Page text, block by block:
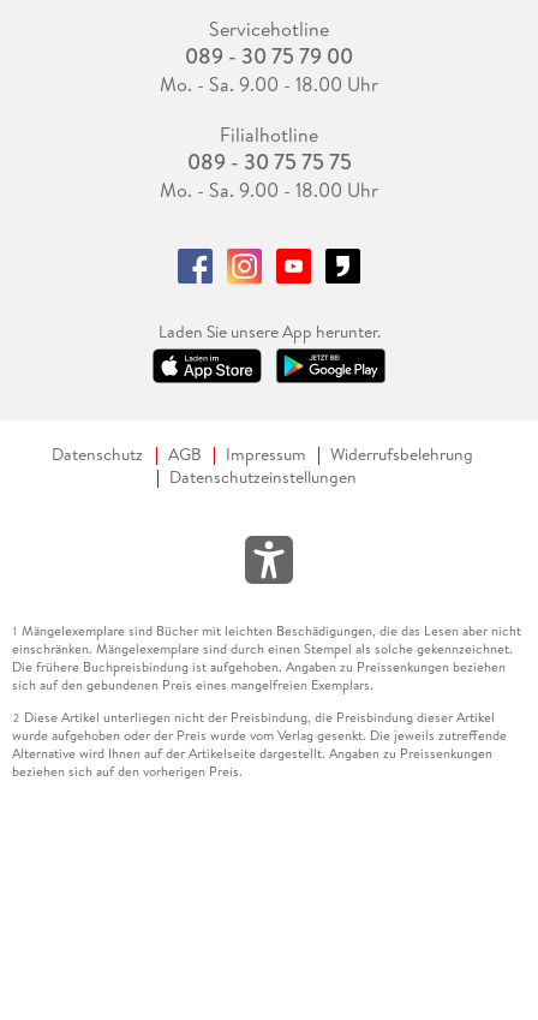
Servicehotline
089 - 30 75 79 00
Mo. - Sa. 9.00 - 18.00 Uhr
Filialhotline
089 - 30 75 75 75
Mo. - Sa. 9.00 - 18.00 Uhr
Laden Sie unsere App herunter.
Datenschutz AGB Impressum
Widerrufsbelehrung
Datenschutzeinstellungen
1 Mängelexemplare sind Bücher mit leichten Beschädigungen, die das Lesen aber nicht
einschränken. Mängelexemplare sind durch einen Stempel als solche gekennzeichnet.
Die frühere Buchpreisbindung ist aufgehoben. Angaben zu Preissenkungen beziehen
sich auf den gebundenen Preis eines mangelfreien Exemplars.
2 Diese Artikel unterliegen nicht der Preisbindung, die Preisbindung dieser Artikel
wurde aufgehoben oder der Preis wurde vom Verlag gesenkt. Die jeweils zutreffende
Alternative wird Ihnen auf der Artikelseite dargestellt. Angaben zu Preissenkungen
beziehen sich auf den vorherigen Preis.